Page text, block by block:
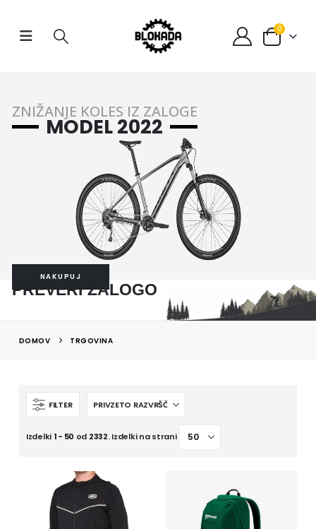
0
ZNIŽANJE KOLES IZ ZALOGE
MODEL 2022
PREVERI ZALOGO
NAKUPUJ
DOMOV TRGOVINA
FILTER
Izdelki 1 - 50 od 2332. Izdelki na strani